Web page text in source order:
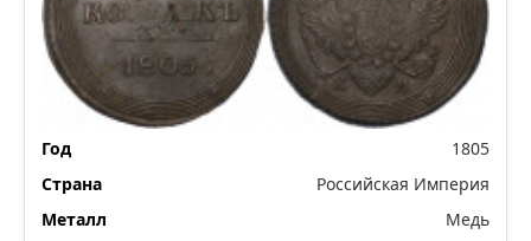
1805
Российская Империя
Медь